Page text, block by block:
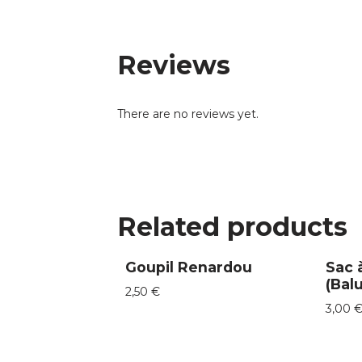
Reviews
There are no reviews yet.
Related products
Goupil Renardou
2,50 €
Sac
3,00 €